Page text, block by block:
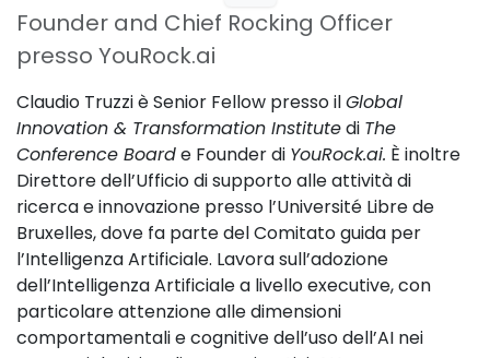
Founder and Chief Rocking Officer
presso YouRock.ai
Claudio Truzzi è Senior Fellow presso ilGlobal
Innovation & Transformation Institutedi The
Conference Boarde Founder di YouRock.ai. È inoltre
Direttore dell’Ufficio di supporto alle attività di
ricerca e innovazione presso l’Université Libre de
Bruxelles, dove fa parte del Comitato guida per
l’Intelligenza Artificiale. Lavora sull’adozione
dell’Intelligenza Artificiale a livello executive, con
particolare attenzione alle dimensioni
comportamentali e cognitive dell’uso dell’AI nei